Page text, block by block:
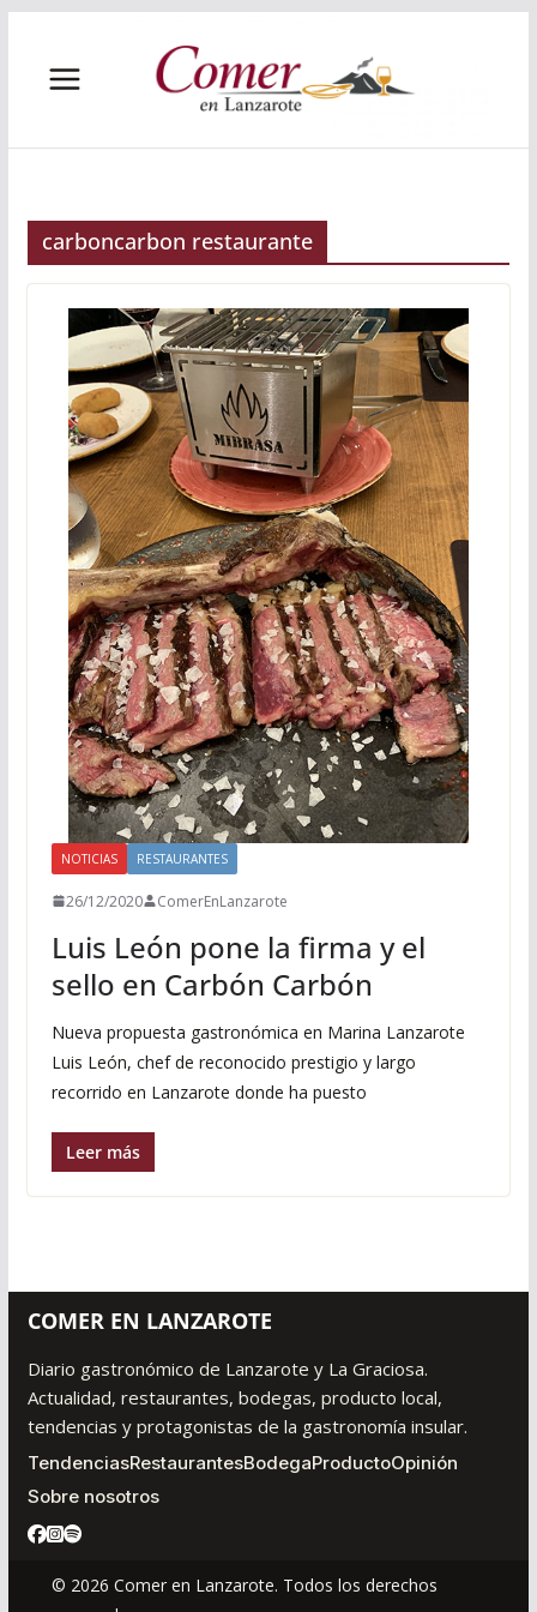
contenido
carboncarbon restaurante
NOTICIAS RESTAURANTES
26/12/2020 ComerEnLanzarote
Luis León pone la firma y el
sello en Carbón Carbón
Nueva propuesta gastronómica en Marina Lanzarote
Luis León, chef de reconocido prestigio y largo
recorrido en Lanzarote donde ha puesto
Leer más
COMER EN LANZAROTE
Diario gastronómico de Lanzarote y La Graciosa.
Actualidad, restaurantes, bodegas, producto local,
tendencias y protagonistas de la gastronomía insular.
TendenciasRestaurantesBodegaProductoOpinión
Sobre nosotros
© 2026 Comer en Lanzarote. Todos los derechos